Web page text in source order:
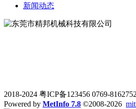
新闻动态
2018-2024 粤ICP备123456 0769-
Powered by MetInfo 7.8 ©2008-2026